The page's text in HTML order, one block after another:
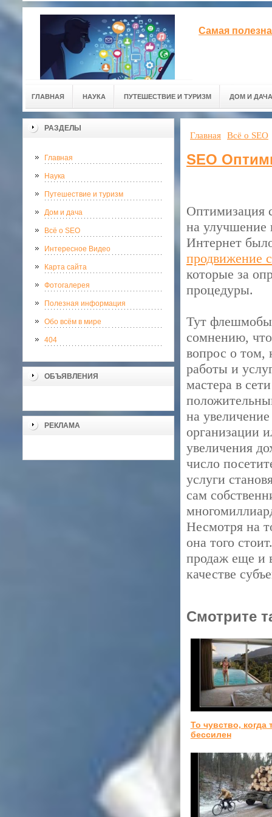
Самая
ГЛАВНАЯ НАУКА ПУТЕШЕСТВИЕ И ТУРИЗМ ДОМ И ДАЧА
РАЗДЕЛЫ
Главная
Наука
Путешествие и туризм
Дом и дача
Всё о SEO
Интересное Видео
Карта сайта
Фотогалерея
Полезная информация
Обо всём в мире
404
ОБЪЯВЛЕНИЯ
РЕКЛАМА
Главная Всё о SEO
SEO
Оптимизация
на улучшение
Интернет
продвижение
которые за
процедуры.
Тут
сомнению,
вопрос о том,
работы и
мастера в
на
организации
увеличения
число
услуги
сам
Несмотря на
она того
продаж еще и
качестве
Смотрите
То чувство, когда
бессилен